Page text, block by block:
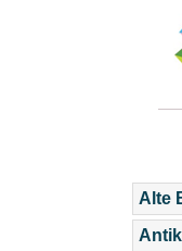
Alte